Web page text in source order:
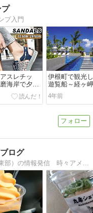
プ
プ入門
スレチッ
海岸で夕陽
伊根町で観光
遊覧船～経ヶ
締めは夕陽
4年前
ログ